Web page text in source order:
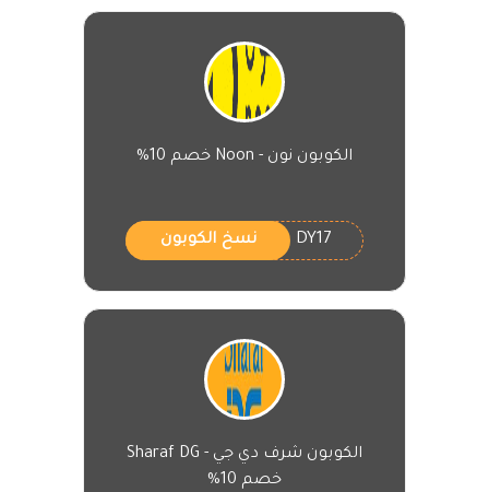
الكوبون نون - Noon خصم 10%
DY17 نسخ الكوبون
الكوبون شرف دي جي - Sharaf DG
خصم 10%